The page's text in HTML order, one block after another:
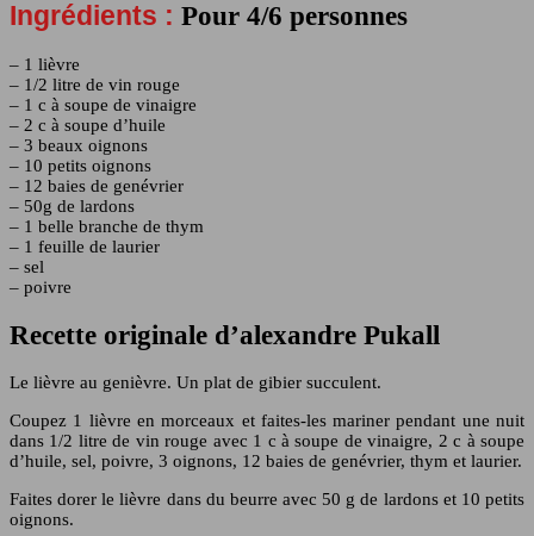
Ingrédients : Pour 4/6 personnes
– 1 lièvre
– 1/2 litre de vin rouge
– 1 c à soupe de vinaigre
– 2 c à soupe d’huile
– 3 beaux oignons
– 10 petits oignons
– 12 baies de genévrier
– 50g de lardons
– 1 belle branche de thym
– 1 feuille de laurier
– sel
– poivre
Recette originale d’alexandre Pukall
Le lièvre au genièvre. Un plat de gibier succulent.
Coupez 1 lièvre en morceaux et faites-les mariner pendant une nuit
dans 1/2 litre de vin rouge avec 1 c à soupe de vinaigre, 2 c à soupe
d’huile, sel, poivre, 3 oignons, 12 baies de genévrier, thym et laurier.
Faites dorer le lièvre dans du beurre avec 50 g de lardons et 10 petits
oignons.